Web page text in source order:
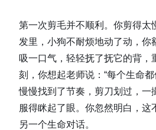
第一次剪毛并不顺利。你剪得太
发里，小狗不耐烦地动了动，你
吸一口气，轻轻抚了抚它的背，
刻，你想起老师说：“每个生命
慢慢找到了节奏，剪刀划过，一
服得眯起了眼。你忽然明白，这
另一个生命对话。